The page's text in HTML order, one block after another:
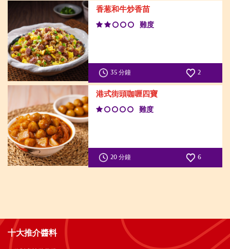
香葱和牛炒香苗
難度
35 分鐘 2
港式街頭咖喱四寶
難度
20 分鐘 6
十大推介醬料